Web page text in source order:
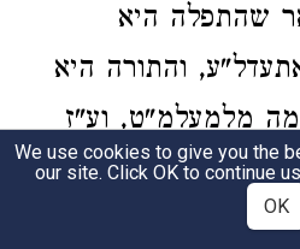
שהתפלה היא
והתורה היא
מלמעלמ"ט, וע"ז
שיכניס הוא את
היה ממשיך בכנס"י
We use cookies to give you the
our site. Click OK to continue
OK